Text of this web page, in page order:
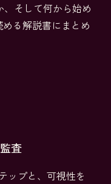
そして何から始め
る解説書にまとめ
査
ップと、可視性を